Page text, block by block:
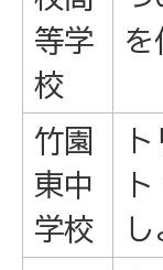
等学
校
を
竹園
東中
学校
し